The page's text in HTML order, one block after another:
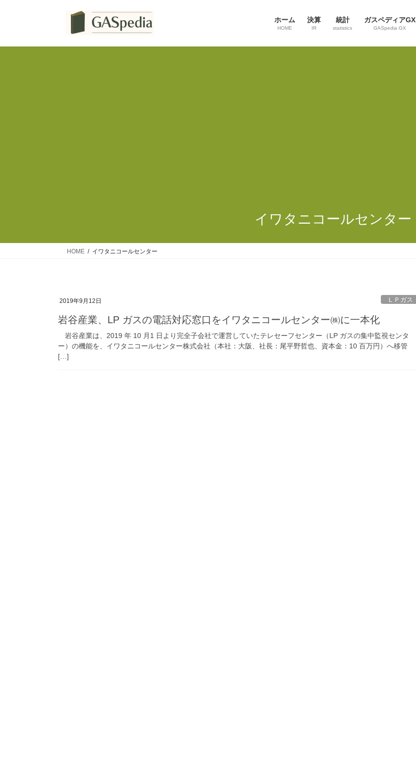
ホーム
HOME
決算
IR
統計
statistics
ガスペディアGX
GASpedia GX
イワタニコールセンター
HOME イワタニコールセンター
2019年9月12日 ＬＰガス
岩谷産業、LP ガスの電話対応窓口をイワタニコールセンター㈱に一本化
岩谷産業は、2019 年 10 月1 日より完全子会社で運営していたテレセーフセンター（LP ガスの集中監視センタ
ー）の機能を、イワタニコールセンター株式会社（本社：大阪、社長：尾平野哲也、資本金：10 百万円）へ移管
[…]